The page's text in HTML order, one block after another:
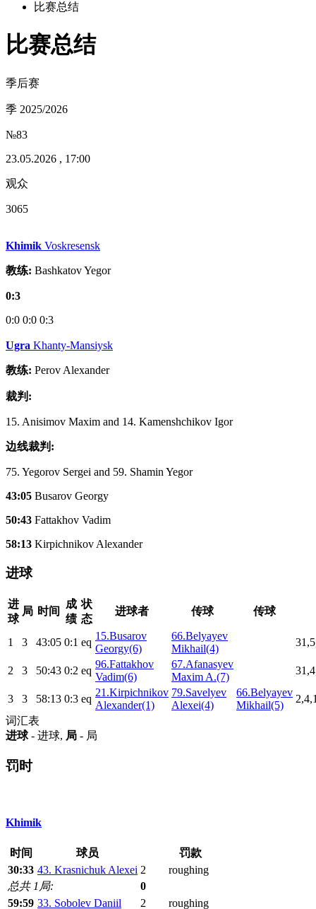
比赛总结
比赛总结
季后赛
季 2025/2026
№83
23.05.2026 , 17:00
观众
3065
Khimik Voskresensk
教练: Bashkatov Yegor
0:3
0:0 0:0 0:3
Ugra Khanty-Mansiysk
教练: Perov Alexander
裁判:
15. Anisimov Maxim and 14. Kamenshchikov Igor
边线裁判:
75. Yegorov Sergei and 59. Shamin Yegor
43:05 Busarov Georgy
50:43 Fattakhov Vadim
58:13 Kirpichnikov Alexander
进球
进
球
局 时间
成
绩
状
态
进球者 传球 传球
1 3 43:05 0:1 eq
15.Busarov
Georgy(6)
66.Belyayev
Mikhail(4)
2 3 50:43 0:2 eq
96.Fattakhov
Vadim(6)
67.Afanasyev
Maxim A.(7)
3 3 58:13 0:3 eq
21.Kirpichnikov
Alexander(1)
79.Savelyev
Alexei(4)
66.Belyayev
Mikhail(5)
词汇表
进球- 进球, 局 - 局
罚时
Khimik
时间 球员
罚款
30:33 43. Krasnichuk Alexei 2
roughing
总共 1局:
0
59:59 33. Sobolev Daniil 2 roughing